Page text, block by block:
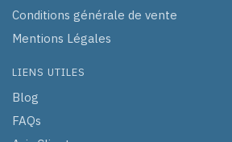
Conditions générale de vente
Mentions Légales
LIENS UTILES
Blog
FAQs